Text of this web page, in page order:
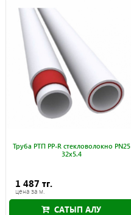
Труба РТП PP-R стекловолокно PN25
32x5.4
1 487 тг.
цена за м.
САТЫП АЛУ